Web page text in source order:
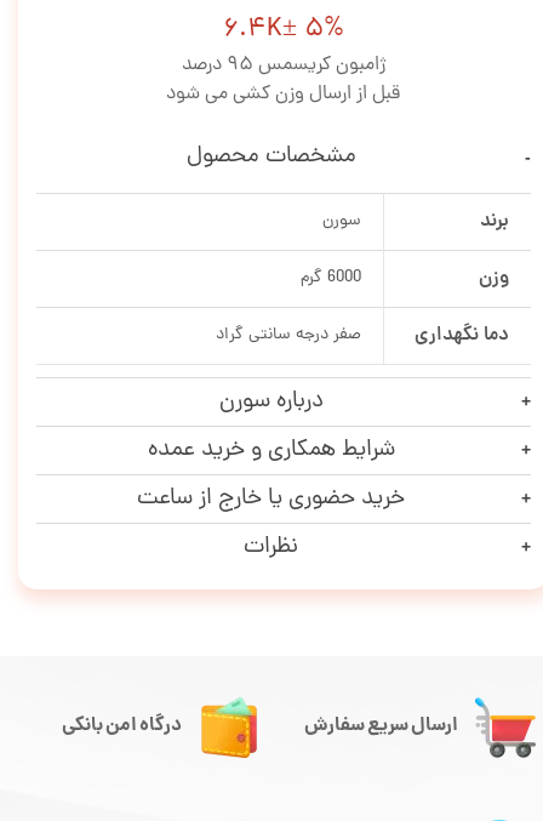
6.4K± 5%
ژامبون کریسمس 95 درصد
قبل از ارسال وزن کشی می شود
مشخصات محصول
برند سورن
وزن 6000 گرم
دما نگهداری صفر درجه سانتی گراد
درباره سورن
شرایط همکاری و خرید عمده
خرید حضوری یا خارج از ساعت
نظرات
ارسال سریع سفارش درگاه امن بانکی